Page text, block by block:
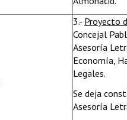
3.- Proyecto
Concejal
Asesoría
Economía,
Legales.
Se deja
Asesoría